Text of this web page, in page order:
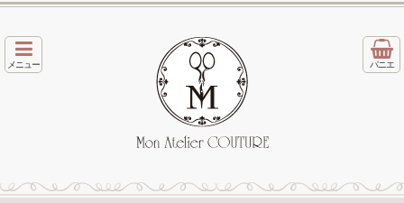
メニュー パニエ